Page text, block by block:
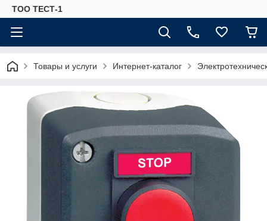
ТОО ТЕСТ-1
Товары и услуги Интернет-каталог